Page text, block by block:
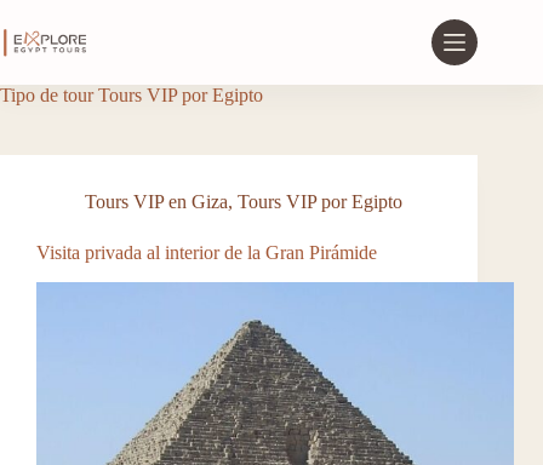
Tipo de tourTours VIP por Egipto
Tours VIP en Giza, Tours VIP por Egipto
Visita privada al interior de la Gran Pirámide